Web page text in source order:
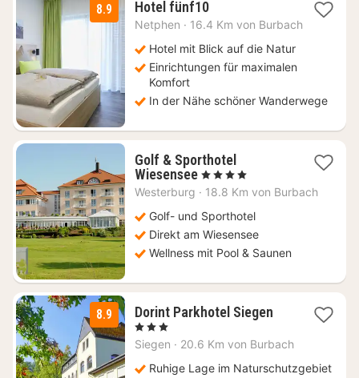
8.9 Hotel fünf101
Nacht
114
€
Netphen · 16.4 Km von Burbach
Hotel mit Blick auf die Natur
Einrichtungen für maximalen
Komfort
In der Nähe schöner Wanderwege
Golf & Sporthotel
Wiesensee1
Nacht
169
€
, 4 Sterne
Westerburg · 18.8 Km von Burbach
Golf- und Sporthotel
Direkt am Wiesensee
Wellness mit Pool & Saunen
8.9 Dorint Parkhotel Siegen1
ab
€
, 3 Sterne
Siegen · 20.6 Km von Burbach
Ruhige Lage im Naturschutzgebiet